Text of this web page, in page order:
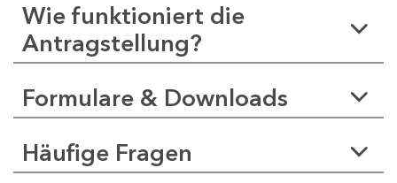
Wie funktioniert die
Antragstellung?
Formulare & Downloads
Häufige Fragen